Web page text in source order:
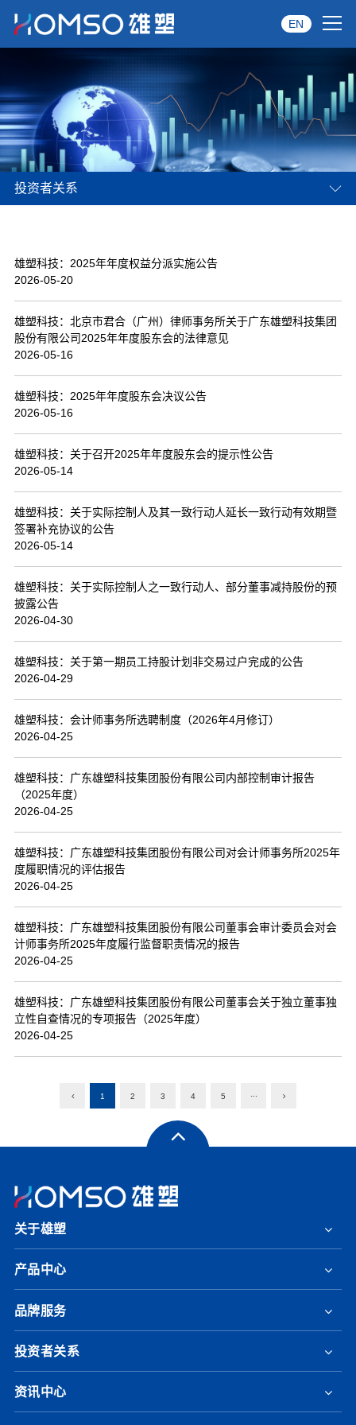
关于雄塑
产品中心
品牌服务
资讯中心
经典案例
联系我们
EN
投资者关系
雄塑科技：2025年年度权益分派实施公告
2026-05-20
雄塑科技：北京市君合（广州）律师事务所关于广东雄塑科技集团
股份有限公司2025年年度股东会的法律意见
2026-05-16
雄塑科技：2025年年度股东会决议公告
2026-05-16
雄塑科技：关于召开2025年年度股东会的提示性公告
2026-05-14
雄塑科技：关于实际控制人及其一致行动人延长一致行动有效期暨
签署补充协议的公告
2026-05-14
雄塑科技：关于实际控制人之一致行动人、部分董事减持股份的预
披露公告
2026-04-30
雄塑科技：关于第一期员工持股计划非交易过户完成的公告
2026-04-29
雄塑科技：会计师事务所选聘制度（2026年4月修订）
2026-04-25
雄塑科技：广东雄塑科技集团股份有限公司内部控制审计报告
（2025年度）
2026-04-25
雄塑科技：广东雄塑科技集团股份有限公司对会计师事务所2025年
度履职情况的评估报告
2026-04-25
雄塑科技：广东雄塑科技集团股份有限公司董事会审计委员会对会
计师事务所2025年度履行监督职责情况的报告
2026-04-25
雄塑科技：广东雄塑科技集团股份有限公司董事会关于独立董事独
立性自查情况的专项报告（2025年度）
2026-04-25
1 2 3 4 5 ···
关于雄塑
产品中心
品牌服务
投资者关系
资讯中心